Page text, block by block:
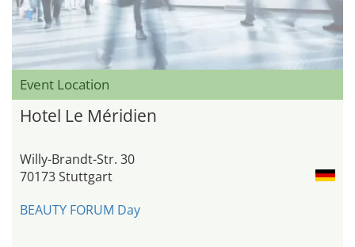
Event Location
Hotel Le Méridien
Willy-Brandt-Str. 30
70173 Stuttgart
BEAUTY FORUM Day